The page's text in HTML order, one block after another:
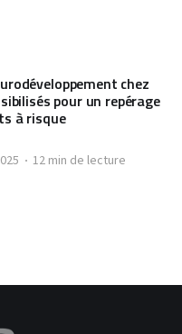
chez
pour un repérage
à risque
12 min de lecture